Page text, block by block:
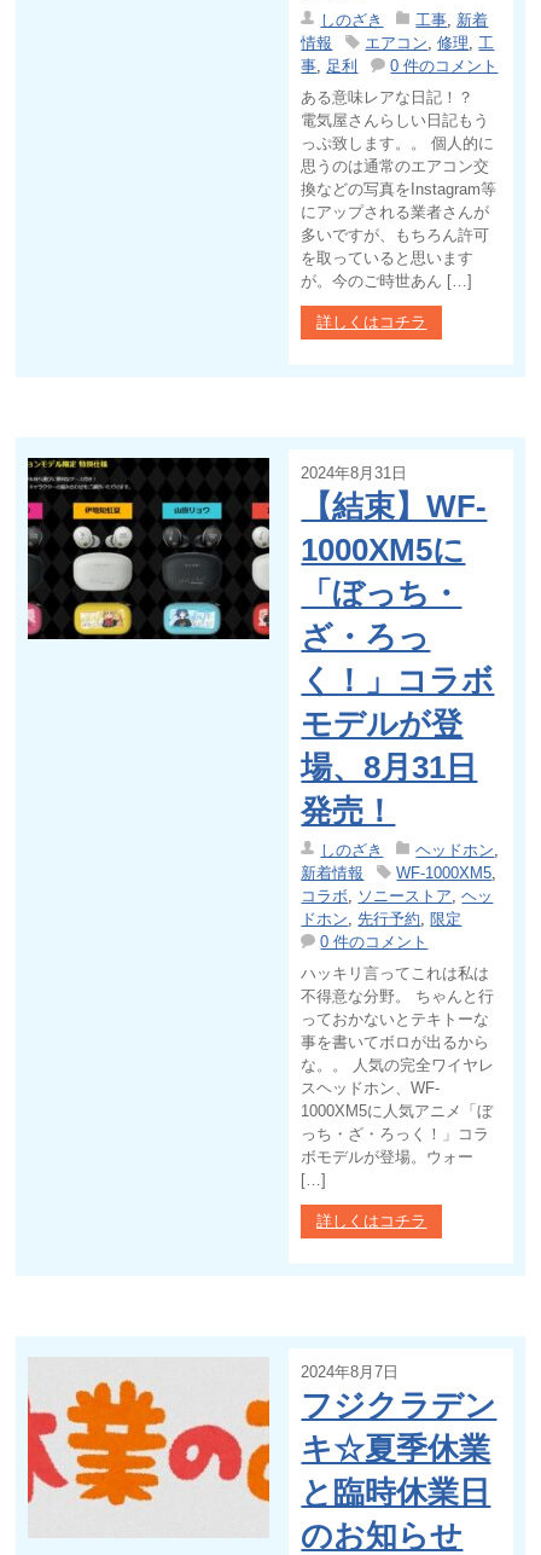
しのざき 工事 新着
情報
エアコン ,修理
工
事
足利
0 件のコメント
ある意味レアな日記！？
電気屋さんらしい日記もう
っぷ致します。。 個人的に
思うのは通常のエアコン交
換などの写真をInstagram等
にアップされる業者さんが
多いですが、もちろん許可
を取っていると思います
が。今のご時世あん […]
詳しくはコチラ
2024年8月31日
【結束】WF-
1000XM5に
「ぼっち・
ざ・ろっ
く！」コラボ
モデルが登
場、8月31日
発売！
しのざき ヘッドホン
新着情報
WF-1000XM5
コラボ
ソニーストア ,ヘッ
ドホン ,先行予約 ,限定
0 件のコメント
ハッキリ言ってこれは私は
不得意な分野。 ちゃんと行
っておかないとテキトーな
事を書いてボロが出るから
な。。 人気の完全ワイヤレ
スヘッドホン、WF-
1000XM5に人気アニメ「ぼ
っち・ざ・ろっく！」コラ
ボモデルが登場。ウォー
[…]
詳しくはコチラ
2024年8月7日
フジクラデン
キ☆夏季休業
と臨時休業日
のお知らせ